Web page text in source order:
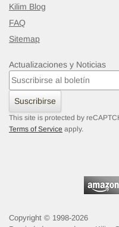
Kilim Blog
FAQ
Sitemap
Actualizaciones y Noticias
Suscribirse
This site is protected by
Terms of Service apply.
Copyright © 1998-2026